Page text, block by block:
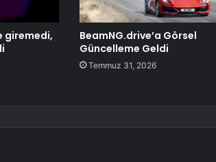
giremedi,
BeamNG.drive’a Görsel
Güncelleme Geldi
Temmuz 31, 2026